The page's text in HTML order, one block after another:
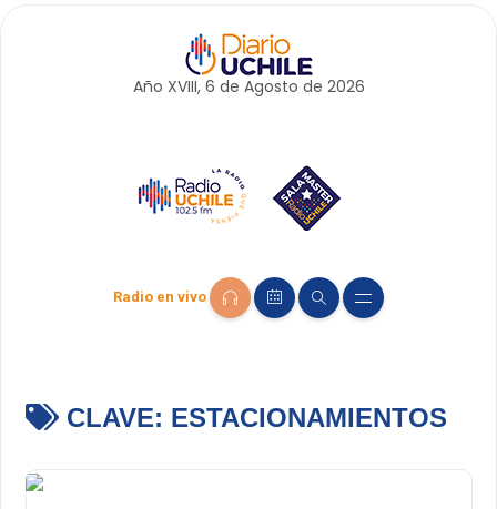
Año XVIII, 6 de Agosto de 2026
Radio en vivo
CLAVE: ESTACIONAMIENTOS